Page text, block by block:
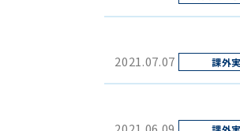
2021.07.07